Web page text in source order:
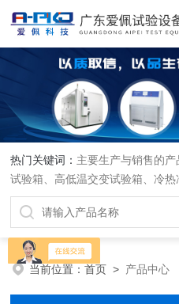
热门关键词： 主要生产与销售的
试验箱、高低温交变试验箱、冷
老化箱、恒温恒湿实验室、沙尘
箱、各种振动试验台、拉力试验
插拔力试验机、按健寿命试验机、
当前位置：首页 > 产品中心